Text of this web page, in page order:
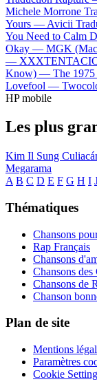
Michele Morrone
Yours — Avicii
You Need to Calm
Okay — MGK
—
Know) — The 1975
Lovefool —
HP mobile
Les plus
Kim Il Sung
Megarama
A B C D E F G H I
Thématiques
Chansons
Rap Français
Chansons
Chansons des
Chansons de
Chanson
Plan de site
Mentions
Paramètres
Cookie